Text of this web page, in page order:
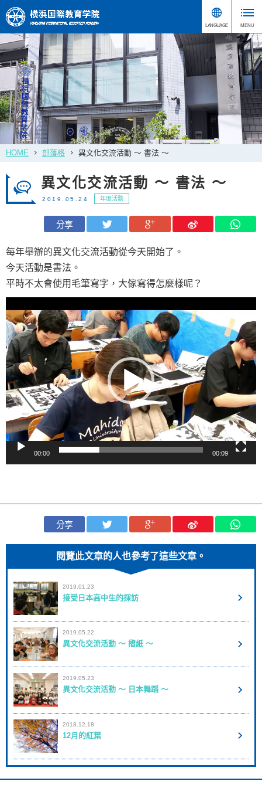
HOME 部落格 異文化交流活動 ～ 書法 ～
異文化交流活動 ～ 書法 ～
2019.05.24 年度活動
分享
每年舉辦的異文化交流活動從今天開始了。
今天活動是書法。
平時不太會使用毛筆寫字，大傢寫得怎麼樣呢？
訊
播
放
器
00:00 00:09
分享
閱覽此文章的人也參考了這些文章。
2019.01.23
接受日本高中生的採訪
2019.05.22
異文化交流活動 ～ 摺紙 ～
2019.05.23
異文化交流活動 ～ 日本舞蹈 ～
2018.12.18
12月的紅葉